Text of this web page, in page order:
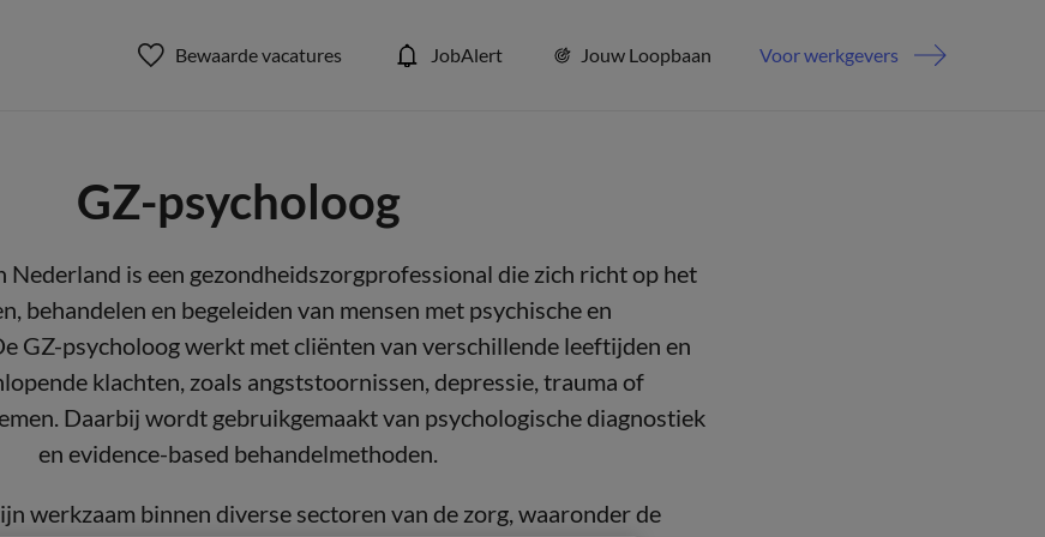
Bewaarde vacatures JobAlert Jouw Loopbaan Voor werkgevers
GZ-psycholoog
Nederland is een gezondheidszorgprofessional die zich richt op het
behandelen en begeleiden van mensen met psychische en
GZ-psycholoog werkt met cliënten van verschillende leeftijden en
klachten, zoals angststoornissen, depressie, trauma of
Daarbij wordt gebruikgemaakt van psychologische diagnostiek
en evidence-based behandelmethoden.
werkzaam binnen diverse sectoren van de zorg, waaronder de